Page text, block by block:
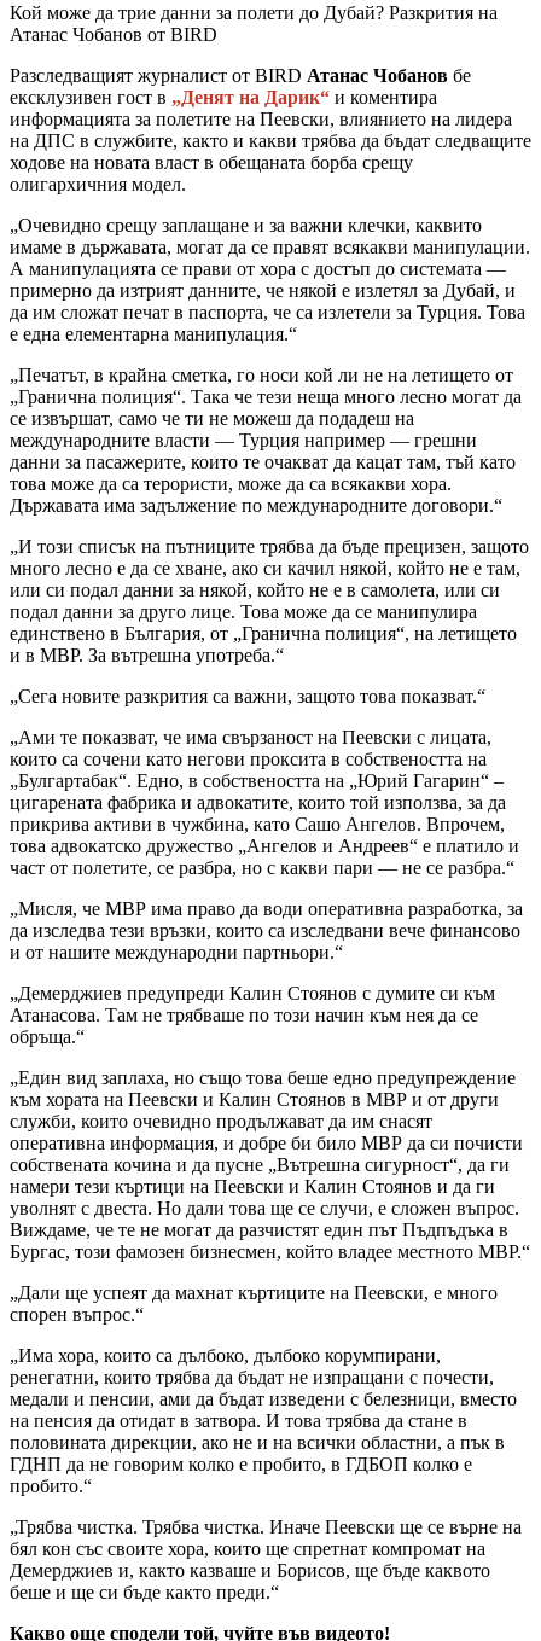
Кой може да трие данни за полети до Дубай? Разкрития на
Атанас Чобанов от BIRD
Разследващият журналист от BIRD Атанас Чобанов бе
ексклузивен гост в „Денят на Дарик“ и коментира
информацията за полетите на Пеевски, влиянието на лидера
на ДПС в службите, както и какви трябва да бъдат следващите
ходове на новата власт в обещаната борба срещу
олигархичния модел.
„Очевидно срещу заплащане и за важни клечки, каквито
имаме в държавата, могат да се правят всякакви манипулации.
А манипулацията се прави от хора с достъп до системата —
примерно да изтрият данните, че някой е излетял за Дубай, и
да им сложат печат в паспорта, че са излетели за Турция. Това
е една елементарна манипулация.“
„Печатът, в крайна сметка, го носи кой ли не на летището от
„Гранична полиция“. Така че тези неща много лесно могат да
се извършат, само че ти не можеш да подадеш на
международните власти — Турция например — грешни
данни за пасажерите, които те очакват да кацат там, тъй като
това може да са терористи, може да са всякакви хора.
Държавата има задължение по международните договори.“
„И този списък на пътниците трябва да бъде прецизен, защото
много лесно е да се хване, ако си качил някой, който не е там,
или си подал данни за някой, който не е в самолета, или си
подал данни за друго лице. Това може да се манипулира
единствено в България, от „Гранична полиция“, на летището
и в МВР. За вътрешна употреба.“
„Сега новите разкрития са важни, защото това показват.“
„Ами те показват, че има свързаност на Пеевски с лицата,
които са сочени като негови проксита в собствеността на
„Булгартабак“. Едно, в собствеността на „Юрий Гагарин“ –
цигарената фабрика и адвокатите, които той използва, за да
прикрива активи в чужбина, като Сашо Ангелов. Впрочем,
това адвокатско дружество „Ангелов и Андреев“ е платило и
част от полетите, се разбра, но с какви пари — не се разбра.“
„Мисля, че МВР има право да води оперативна разработка, за
да изследва тези връзки, които са изследвани вече финансово
и от нашите международни партньори.“
„Демерджиев предупреди Калин Стоянов с думите си към
Атанасова. Там не трябваше по този начин към нея да се
обръща.“
„Един вид заплаха, но също това беше едно предупреждение
към хората на Пеевски и Калин Стоянов в МВР и от други
служби, които очевидно продължават да им снасят
оперативна информация, и добре би било МВР да си почисти
собствената кочина и да пусне „Вътрешна сигурност“, да ги
намери тези къртици на Пеевски и Калин Стоянов и да ги
уволнят с двеста. Но дали това ще се случи, е сложен въпрос.
Виждаме, че те не могат да разчистят един път Пъдпъдъка в
Бургас, този фамозен бизнесмен, който владее местното МВР.“
„Дали ще успеят да махнат къртиците на Пеевски, е много
спорен въпрос.“
„Има хора, които са дълбоко, дълбоко корумпирани,
ренегатни, които трябва да бъдат не изпращани с почести,
медали и пенсии, ами да бъдат изведени с белезници, вместо
на пенсия да отидат в затвора. И това трябва да стане в
половината дирекции, ако не и на всички областни, а пък в
ГДНП да не говорим колко е пробито, в ГДБОП колко е
пробито.“
„Трябва чистка. Трябва чистка. Иначе Пеевски ще се върне на
бял кон със своите хора, които ще спретнат компромат на
Демерджиев и, както казваше и Борисов, ще бъде каквото
беше и ще си бъде както преди.“
Какво още сподели той, чуйте във видеото!